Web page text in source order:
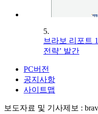
5.
브라보 리포트
전략’ 발간
PC버전
공지사항
사이트맵
보도자료 및 기사제보 :